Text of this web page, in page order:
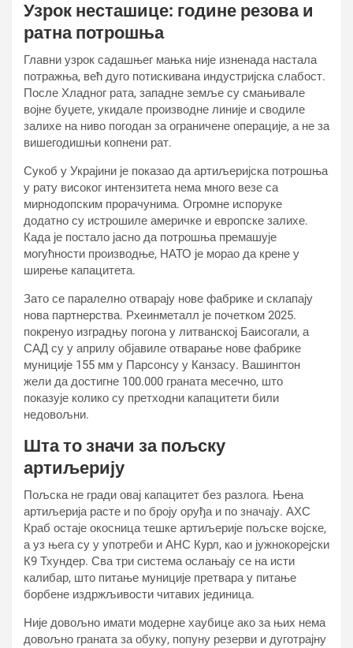
Узрок несташице: године резова и
ратна потрошња
Главни узрок садашњег мањка није изненада настала
потражња, већ дуго потискивана индустријска слабост.
После Хладног рата, западне земље су смањивале
војне буџете, укидале производне линије и сводиле
залихе на ниво погодан за ограничене операције, а не за
вишегодишњи копнени рат.
Сукоб у Украјини је показао да артиљеријска потрошња
у рату високог интензитета нема много везе са
мирнодопским прорачунима. Огромне испоруке
додатно су истрошиле америчке и европске залихе.
Када је постало јасно да потрошња премашује
могућности производње, НАТО је морао да крене у
ширење капацитета.
Зато се паралелно отварају нове фабрике и склапају
нова партнерства. Рхеинметалл је почетком 2025.
покренуо изградњу погона у литванској Баисогали, а
САД су у априлу објавиле отварање нове фабрике
муниције 155 мм у Парсонсу у Канзасу. Вашингтон
жели да достигне 100.000 граната месечно, што
показује колико су претходни капацитети били
недовољни.
Шта то значи за пољску
артиљерију
Пољска не гради овај капацитет без разлога. Њена
артиљерија расте и по броју оруђа и по значају. АХС
Краб остаје окосница тешке артиљерије пољске војске,
а уз њега су у употреби и АНС Кyрл, као и јужнокорејски
К9 Тхундер. Сва три система ослањају се на исти
калибар, што питање муниције претвара у питање
борбене издржљивости читавих јединица.
Није довољно имати модерне хаубице ако за њих нема
довољно граната за обуку, попуну резерви и дуготрајну